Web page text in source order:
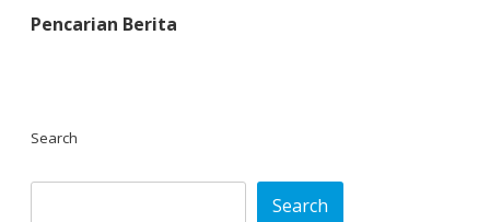
Pencarian Berita
Search
Search